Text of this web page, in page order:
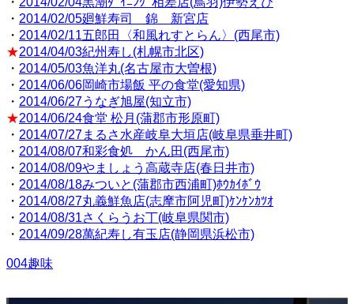
・ 2014/02/05廻鮮寿司 錦 新宮店
・ 2014/02/11五郎田〈和風れすとらん〉(西尾市)
★2014/04/03紀州寿し(札幌市北区)
・ 2014/05/03魚洋丸(名古屋市大曽根)
・ 2014/06/06岡崎市場飯 平の食堂(愛知県)
・ 2014/06/27うなぎ旭屋(知立市)
★2014/06/24食堂 松月(蒲郡市形原町)
・ 2014/07/27まるさ水産岐阜大垣店(岐阜県垂井町)
・ 2014/08/07和彩食処 かん田(西尾市)
・ 2014/08/09やましょう高蔵寺店(春日井市)
・ 2014/08/18みついと(蒲郡市西浦町)ﾎｳｶｲﾎﾞｳ
・ 2014/08/27丸義鮮魚店(志摩市阿児町)ｹﾝｹﾝｶﾂｵ
・ 2014/08/31さくらうお丁(岐阜県関市)
・ 2014/09/28萬紀寿し有玉店(静岡県浜松市)
004趣味